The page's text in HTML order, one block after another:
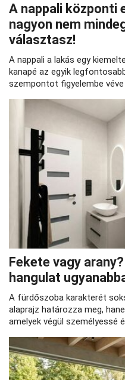
A nappali központi
nagyon nem
választasz!
A nappali a lakás egy
kanapé az egyik
szempontot figyelembe
Fekete vagy
hangulat
A fürdőszoba karakterét
alaprajz határozza meg,
amelyek végül személyessé